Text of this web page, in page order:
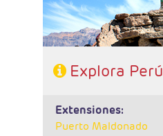
Explora Perú
extensiones:
Puerto Maldonado